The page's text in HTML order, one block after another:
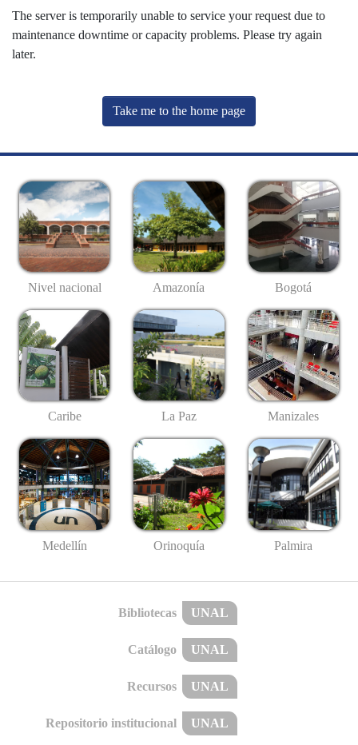
The server is temporarily unable to service your request due to
maintenance downtime or capacity problems. Please try again
later.
Take me to the home page
Nivel nacional Amazonía Bogotá
Caribe La Paz Manizales
Medellín Orinoquía Palmira
Bibliotecas UNAL
Catálogo UNAL
Recursos UNAL
Repositorio institucional UNAL